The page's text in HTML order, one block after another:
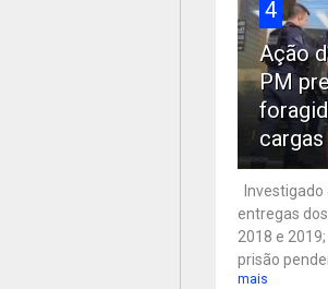
4
Ação
PM
entregas
2018 e
prisão
mais